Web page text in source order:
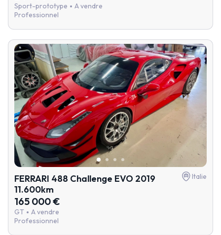
Sport-prototype
A vendre
Professionnel
FERRARI 488 Challenge EVO 2019
11.600km
Italie
165 000 €
GT
A vendre
Professionnel